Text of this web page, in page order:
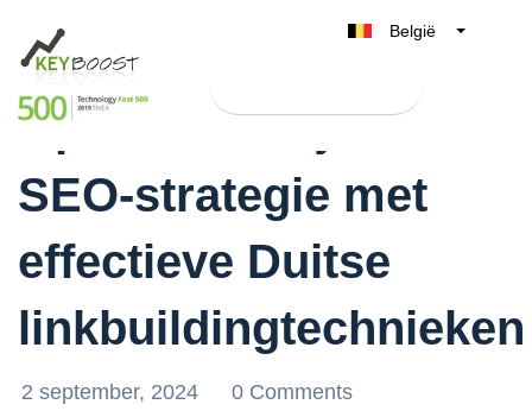
België
Nederland
Deutschland
UK
Optimaliseer jouw
SEO-strategie met
effectieve Duitse
linkbuildingtechnieken
2 september, 2024
0 Comments